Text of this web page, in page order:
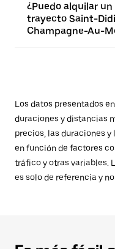
¿Puedo alquilar
trayecto Saint-
Champagne-Au-
Los datos presentados
duraciones y distancias
precios, las duraciones
en función de factores
tráfico y otras variables.
es solo de referencia y